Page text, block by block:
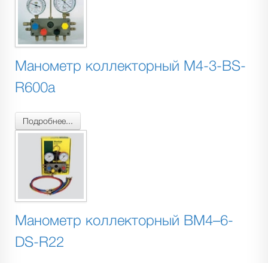
Манометр коллекторный М4-3-BS-
R600a
Подробнее...
Манометр коллекторный BM4–6-
DS-R22